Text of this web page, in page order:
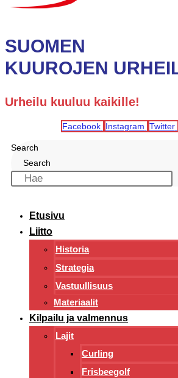
SUOMEN
KUUROJEN
Urheilu kuuluu kaikille!
Facebook Instagram Twitter
Search
Search
Etusivu
Liitto
Historia
Strategia
Vastuullisuus
Materiaalit
Kilpailu ja valmennus
Lajit
Curling
Frisbeegolf